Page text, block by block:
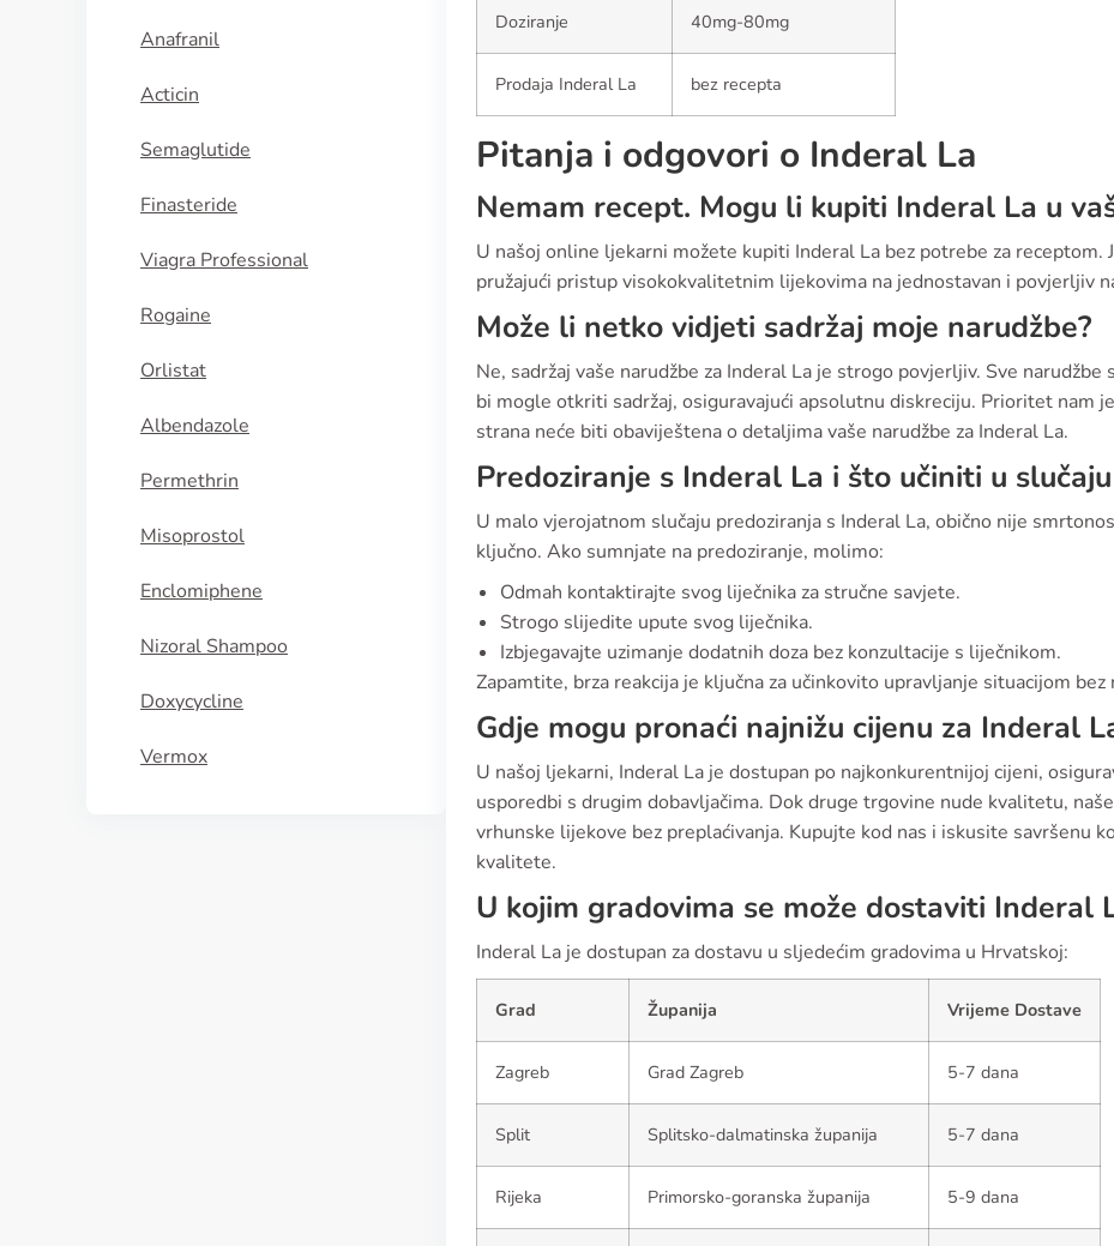
Anafranil
Acticin
Semaglutide
Finasteride
Viagra Professional
Rogaine
Orlistat
Albendazole
Permethrin
Misoprostol
Enclomiphene
Nizoral Shampoo
Doxycycline
Vermox
Doziranje 40mg-80mg
Prodaja Inderal La bez recepta
Pitanja i odgovori o Inderal La
Nemam recept. Mogu li kupiti Inderal La u
U našoj online ljekarni možete kupiti Inderal La bez potrebe za receptom.
pružajući pristup visokokvalitetnim lijekovima na jednostavan i povjerljiv
Može li netko vidjeti sadržaj moje narudžbe?
Ne, sadržaj vaše narudžbe za Inderal La je strogo povjerljiv. Sve
bi mogle otkriti sadržaj, osiguravajući apsolutnu diskreciju. Prioritet nam
strana neće biti obaviještena o detaljima vaše narudžbe za Inderal La.
Predoziranje s Inderal La i što učiniti u
U malo vjerojatnom slučaju predoziranja s Inderal La, obično nije
ključno. Ako sumnjate na predoziranje, molimo:
Odmah kontaktirajte svog liječnika za stručne savjete.
Strogo slijedite upute svog liječnika.
Izbjegavajte uzimanje dodatnih doza bez konzultacije s liječnikom.
Zapamtite, brza reakcija je ključna za učinkovito upravljanje situacijom
Gdje mogu pronaći najnižu cijenu za Inderal
U našoj ljekarni, Inderal La je dostupan po najkonkurentnijoj cijeni,
usporedbi s drugim dobavljačima. Dok druge trgovine nude kvalitetu,
vrhunske lijekove bez preplaćivanja. Kupujte kod nas i iskusite savršenu
kvalitete.
U kojim gradovima se može dostaviti Inderal
Inderal La je dostupan za dostavu u sljedećim gradovima u Hrvatskoj:
Grad Županija Vrijeme Dostave
Zagreb Grad Zagreb 5-7 dana
Split Splitsko-dalmatinska županija 5-7 dana
Rijeka Primorsko-goranska županija 5-9 dana